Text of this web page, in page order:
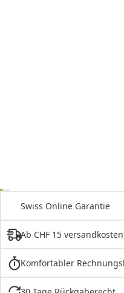
Swiss Online Garantie
Ab CHF 15
Komfortabler